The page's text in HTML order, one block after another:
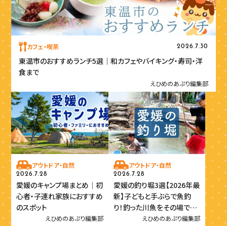
カフェ・喫茶 2026.7.30
東温市のおすすめランチ5選｜和カフェやバイキング・寿司・洋
食まで
えひめのあぷり編集部
アウトドア・自然
2026.7.28
愛媛のキャンプ場まとめ｜初
心者・子連れ家族におすすめ
のスポット
えひめのあぷり編集部
アウトドア・自然
2026.7.28
愛媛の釣り堀3選【2026年最
新】子どもと手ぶらで魚釣
り！釣った川魚をその場で味
えひめのあぷり編集部